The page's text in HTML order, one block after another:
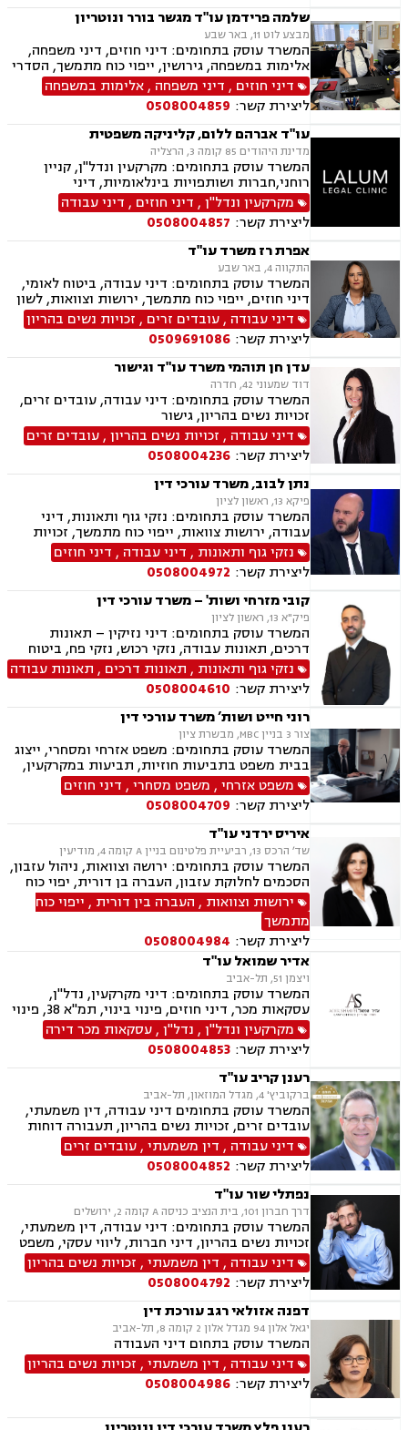
שלמה פרידמן עו"ד מגשר בורר ונוטריון
מבצע לוט 11, באר שבע
המשרד עוסק בתחומים: דיני חוזים, דיני משפחה,
אלימות במשפחה, גירושין, ייפוי כוח מתמשך, הסדרי
ראיה, מזונות, ירושות וצוואות, הסכמי ממון, גישור
במשפחה, חדלות פירעון, דיני עבודה, זכויות נשים
בהריון, עסקאות מכר דירה
דיני חוזים , דיני משפחה ,אלימות במשפחה
ליצירת קשר: 0508004859
עו"ד אברהם ללום, קליניקה משפטית
מדינת היהודים 85 קומה 3, הרצליה
המשרד עוסק בתחומים: מקרקעין ונדל"ן, קניין
רוחני,חברות ושותפויות בינלאומיות, דיני
חברות,מיסוי בינלאומי ותכנון מס,בינה מלאכותית
(AI) וטכנולוגיה,יישוב סכסוכים ,ביטחון וניהול
משברים,,ייעוץ רגולטורי וחקיקה
מקרקעין ונדל"ן, דיני חוזים , דיני עבודה
ליצירת קשר: 0508004857
אפרת רז משרד עו"ד
התקווה 4, באר שבע
המשרד עוסק בתחומים: דיני עבודה, ביטוח לאומי,
דיני חוזים, ייפוי כוח מתמשך, ירושות וצוואות, לשון
הרע, מקרקעין ונדל"ן, נזקי גוף ותאונות
דיני עבודה ,עובדים זרים , זכויות נשים בהריון
ליצירת קשר: 0509691086
עדן חן תוהמי משרד עו"ד וגישור
דוד שמעוני 42, חדרה
המשרד עוסק בתחומים: דיני עבודה, עובדים זרים,
זכויות נשים בהריון, גישור
דיני עבודה , זכויות נשים בהריון,עובדים זרים
ליצירת קשר: 0508004236
נתן לבוב, משרד עורכי דין
פיקא 13, ראשון לציון
המשרד עוסק בתחומים: נזקי גוף ותאונות, דיני
עבודה, ירושות צוואות, ייפוי כוח מתמשך, זכויות
נשים בהריון ,לשון הרע
נזקי גוף ותאונות , דיני עבודה , דיני חוזים
ליצירת קשר: 0508004972
קובי מזרחי ושות' – משרד עורכי דין
פיק"א 13, ראשון לציון
המשרד עוסק בתחומים: דיני נזיקין – תאונות
דרכים, תאונות עבודה, נזקי רכוש, נזקי פח, ביטוח
לאומי – נכות מעבודה, נכות כללית, דיני עבודה –
הטרדות מיניות במקום העבודה, התעמרות, הלנת
שכר, משרד הביטחון, ליטיגציה אזרחית, ייפוי כוח
מתמשך, משפט מסחרי, צוואות, ירושות, הסכמי
ממון, הסכמי פרידה
נזקי גוף ותאונות , תאונות דרכים , תאונות עבודה
ליצירת קשר: 0508004610
רוני חייט ושות’ משרד עורכי דין
צור 3 בניין MBC, מבשרת ציון
המשרד עוסק בתחומים: משפט אזרחי ומסחרי, ייצוג
בבית משפט בתביעות חוזיות, תביעות במקרקעין,
ענייני ירושות וצוואות, דיני עבודה, נזיקין, עסקאות
נדל"ן, מכר דירה, ייפוי כוח מתמשך
משפט אזרחי , משפט מסחרי, דיני חוזים
ליצירת קשר: 0508004709
איריס ירדני עו"ד
שד׳ הרכס 13, רביעיית פלטינום בניין A קומה 4, מודיעין
המשרד עוסק בתחומים: ירושה וצוואות, ניהול עזבון,
הסכמים לחלוקת עזבון, העברה בן דורית, יפוי כוח
מתמשך, דיני עבודה, ליווי בהליכי פיטורים, נוטריון,
גישור בסכסוכי ירושה, בוררת, ליווי עסקי, דיני
תעופה ונסיעות.
ירושות וצוואות , העברה בין דורית , ייפוי כוח
מתמשך
ליצירת קשר: 0508004984
אדיר שמואל עו"ד
ויצמן 51, תל-אביב
המשרד עוסק בתחומים: דיני מקרקעין, נדל"ן,
עסקאות מכר, דיני חוזים, פינוי בינוי, תמ"א 38, פינוי
מושכר, דיירות מוגנת, דיני עבודה, הוצאה לפועל,
צוואות וירושות, ייפוי כוח מתמשך
מקרקעין ונדל"ן, נדל"ן,עסקאות מכר דירה
ליצירת קשר: 0508004853
רענן קריב עו"ד
ברקוביץ' 4, מגדל המוזאון, תל-אביב
המשרד עוסק בתחומים דיני עבודה, דין משמעתי,
עובדים זרים, זכויות נשים בהריון, תעבורה דוחות
תנועה, נהיגה בשכרות, המכון הרפואי לבטיחות
בדרכים, שלילת רשיון נהיגה, פסילת רשיון מנהלית
דיני עבודה , דין משמעתי,עובדים זרים
ליצירת קשר: 0508004852
נפתלי שור עו"ד
דרך חברון 101, בית הנציב כניסה A קומה 2, ירושלים
המשרד עוסק בתחומים: דיני עבודה, דין משמעתי,
זכויות נשים בהריון, דיני חברות, ליווי עסקי, משפט
מסחרי, משפט אזרחי, דיני חוזים, ייפוי כוח מתמשך
ירושות וצוואות.
דיני עבודה , דין משמעתי, זכויות נשים בהריון
ליצירת קשר: 0508004792
דפנה אזולאי רגב עורכת דין
יגאל אלון 94 מגדל אלון 2 קומה 8, תל-אביב
המשרד עוסק בתחום דיני העבודה
דיני עבודה , דין משמעתי, זכויות נשים בהריון
ליצירת קשר: 0508004986